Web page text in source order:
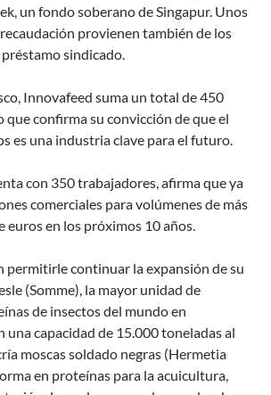
un fondo soberano de Singapur. Unos
provienen también de los
sindicado.
Innovafeed suma un total de 450
que confirma su convicción de que el
es una industria clave para el futuro.
con 350 trabajadores, afirma que ya
comerciales para volúmenes de más
euros en los próximos 10 años.
permitirle continuar la expansión de su
(Somme), la mayor unidad de
de insectos del mundo en
capacidad de 15.000 toneladas al
moscas soldado negras (Hermetia
en proteínas para la acuicultura,